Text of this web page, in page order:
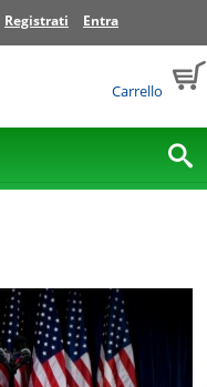
Registrati Entra
Carrello